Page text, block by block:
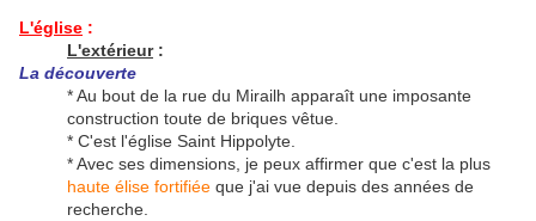
L'église :
L'extérieur:
La découverte
* Au bout de la rue du Mirailh apparaît une imposante
construction toute de briques vêtue.
* C'est l'église Saint Hippolyte.
* Avec ses dimensions, je peux affirmer que c'est la plus
haute élise fortifiée que j'ai vue depuis des années de
recherche.